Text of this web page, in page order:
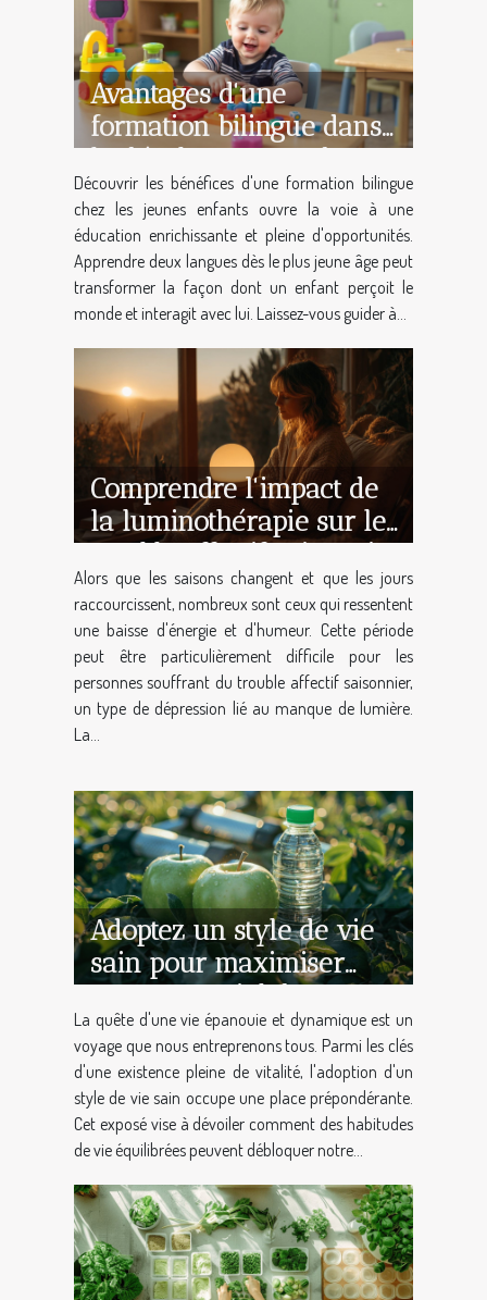
Avantages d'une
formation bilingue dans
le développement des
jeunes enfants
Découvrir les bénéfices d'une formation bilingue
chez les jeunes enfants ouvre la voie à une
éducation enrichissante et pleine d'opportunités.
Apprendre deux langues dès le plus jeune âge peut
transformer la façon dont un enfant perçoit le
monde et interagit avec lui. Laissez-vous guider à...
Comprendre l'impact de
la luminothérapie sur le
trouble affectif saisonnier
conseils et pratiques
Alors que les saisons changent et que les jours
raccourcissent, nombreux sont ceux qui ressentent
une baisse d'énergie et d'humeur. Cette période
peut être particulièrement difficile pour les
personnes souffrant du trouble affectif saisonnier,
un type de dépression lié au manque de lumière.
La...
Adoptez un style de vie
sain pour maximiser
votre potentiel de
croissance
La quête d'une vie épanouie et dynamique est un
voyage que nous entreprenons tous. Parmi les clés
d'une existence pleine de vitalité, l'adoption d'un
style de vie sain occupe une place prépondérante.
Cet exposé vise à dévoiler comment des habitudes
de vie équilibrées peuvent débloquer notre...